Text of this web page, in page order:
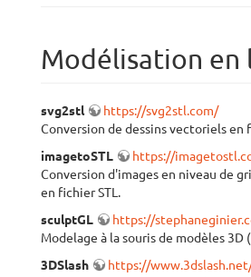
Modélisation en
svg2stl
https://svg2stl.com/
Conversion de dessins vectoriels en
imagetoSTL
https://
Conversion d'images en niveau de
en fichier STL.
sculptGL
https://
Modelage à la souris de modèles 3D
3DSlash
https://